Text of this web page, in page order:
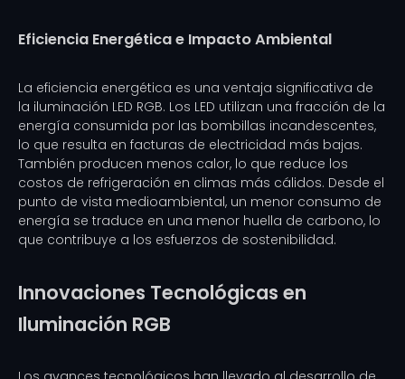
Eficiencia Energética e Impacto Ambiental
La eficiencia energética es una ventaja significativa de
la iluminación LED RGB. Los LED utilizan una fracción de la
energía consumida por las bombillas incandescentes,
lo que resulta en facturas de electricidad más bajas.
También producen menos calor, lo que reduce los
costos de refrigeración en climas más cálidos. Desde el
punto de vista medioambiental, un menor consumo de
energía se traduce en una menor huella de carbono, lo
que contribuye a los esfuerzos de sostenibilidad.
Innovaciones Tecnológicas en
Iluminación RGB